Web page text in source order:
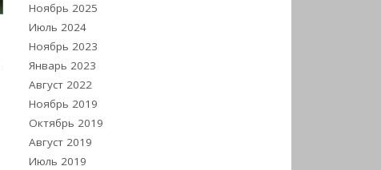
Ноябрь 2025
Июль 2024
Ноябрь 2023
Январь 2023
Август 2022
Ноябрь 2019
Октябрь 2019
Август 2019
Июль 2019